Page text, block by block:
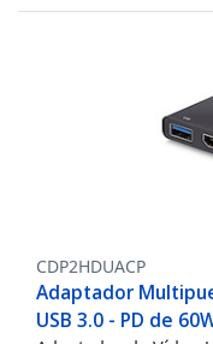
CDP2HDUACP
Adaptador
USB 3.0 - PD de